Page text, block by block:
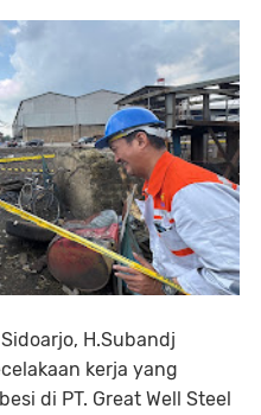
H.Subandj
kerja yang
di PT. Great Well Steel